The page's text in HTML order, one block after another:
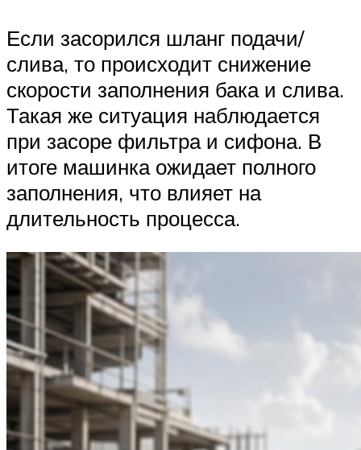
Если засорился шланг подачи/
слива, то происходит снижение
скорости заполнения бака и слива.
Такая же ситуация наблюдается
при засоре фильтра и сифона. В
итоге машинка ожидает полного
заполнения, что влияет на
длительность процесса.